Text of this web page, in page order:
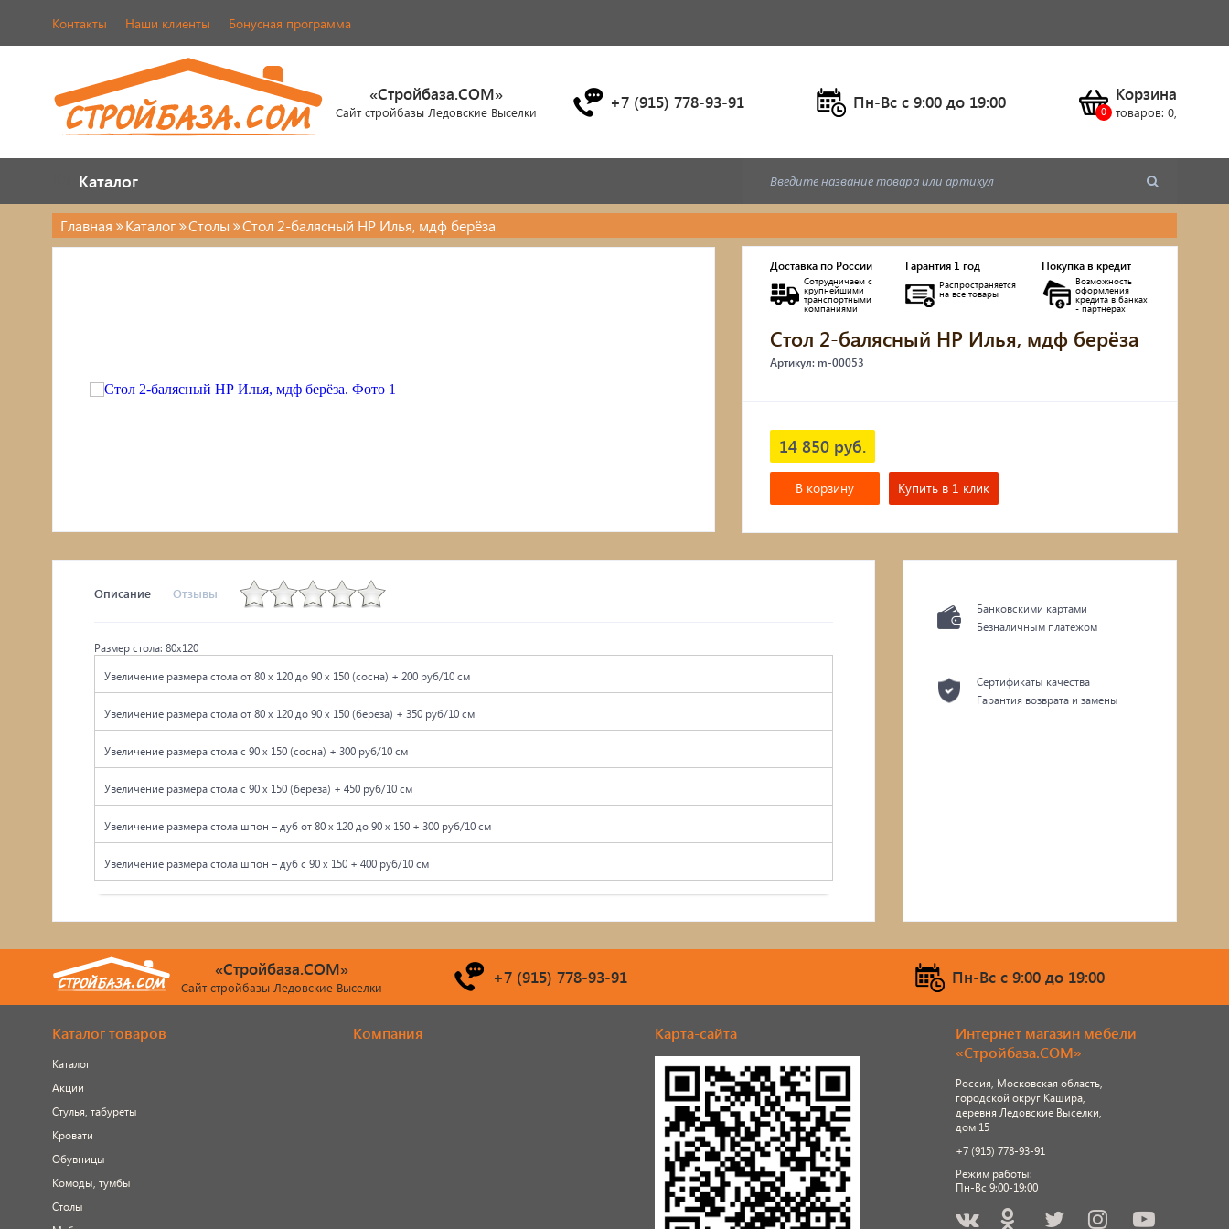
Контакты Наши клиенты Бонусная программа
«Стройбаза.COM»
Сайт стройбазы Ледовские Выселки +7 (915) 778-93-91 Пн-Вс c 9:00 до 19:00 Корзина
товаров: 0,
Каталог
Каталог
Каталог
Обувницы
Дубовые бочки
Двухъярусные кровати
Детские кровати и диваны
Главная Каталог Столы Стол 2-балясный НР Илья, мдф берёза
Доставка по России
Сотрудничаем с
крупнейшими
транспортными
компаниями
Гарантия 1 год
Распространяется
на все товары
Покупка в кредит
Возможность
оформления
кредита в банках
- партнерах
Стол 2-балясный НР Илья, мдф берёза
Артикул: m-00053
14 850 руб.
В корзину Купить в 1 клик
Описание Отзывы
Размер стола: 80х120
Увеличение размера стола от 80 x 120 до 90 x 150 (сосна) + 200 руб/10 см
Увеличение размера стола от 80 x 120 до 90 x 150 (береза) + 350 руб/10 см
Увеличение размера стола с 90 x 150 (сосна) + 300 руб/10 см
Увеличение размера стола с 90 x 150 (береза) + 450 руб/10 см
Увеличение размера стола шпон – дуб от 80 x 120 до 90 x 150 + 300 руб/10 см
Увеличение размера стола шпон – дуб с 90 x 150 + 400 руб/10 см
Банковскими картами
Безналичным платежом
Сертификаты качества
Гарантия возврата и замены
«Стройбаза.COM»
Сайт стройбазы Ледовские Выселки +7 (915) 778-93-91 Пн-Вс c 9:00 до 19:00
Каталог товаров
Каталог
Акции
Стулья, табуреты
Кровати
Обувницы
Комоды, тумбы
Столы
Компания Карта-сайта
Интернет магазин мебели
«Стройбаза.COM»
Россия, Московская область,
городской округ Кашира,
деревня Ледовские Выселки,
дом 15
+7 (915) 778-93-91
Режим работы:
Пн-Вс 9:00-19:00